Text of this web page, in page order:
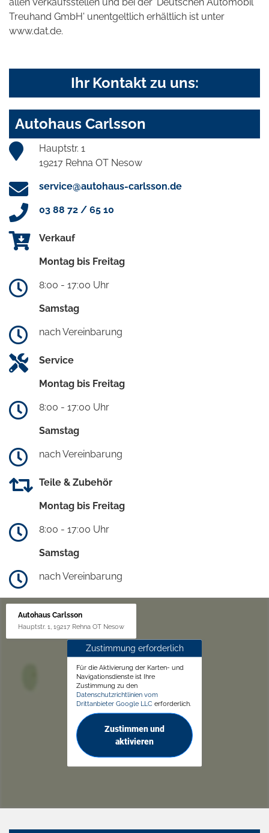
Treuhand GmbH' unentgeltlich erhältlich ist unter
www.dat.de.
Ihr Kontakt zu uns:
Autohaus Carlsson
Hauptstr. 1
19217 Rehna OT Nesow
service@autohaus-carlsson.de
03 88 72 / 65 10
Verkauf
Montag bis Freitag
8:00 - 17:00 Uhr
Samstag
nach Vereinbarung
Service
Montag bis Freitag
8:00 - 17:00 Uhr
Samstag
nach Vereinbarung
Teile & Zubehör
Montag bis Freitag
8:00 - 17:00 Uhr
Samstag
nach Vereinbarung
Autohaus Carlsson
Hauptstr. 1, 19217 Rehna OT Nesow
Zustimmung erforderlich
Für die Aktivierung der Karten- und
Navigationsdienste ist Ihre
Zustimmung zu den
Datenschutzrichtlinien vom
Drittanbieter Google LLC erforderlich.
Zustimmen und
aktivieren